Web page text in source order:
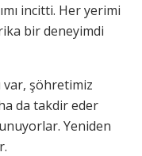
incitti. Her yerimi
bir deneyimdi
var, şöhretimiz
da takdir eder
Yeniden